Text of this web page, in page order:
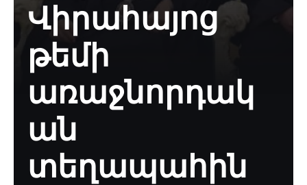
Վիրահայոց
թեմի
առաջնորդակ
ան
տեղապահին